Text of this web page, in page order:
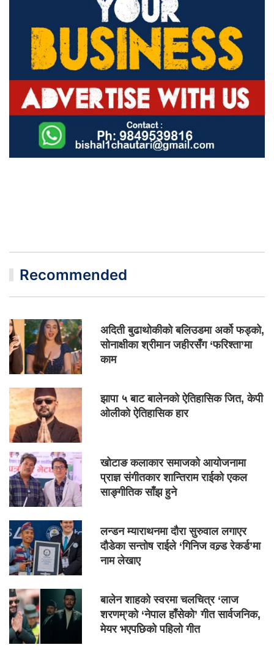
Recommended
अदिती बुढाथोकीको बलिउडमा अर्को फड्को,
सोनाक्षीका श्रीमान जहीरसँग ‘फरिश्ता’मा
काम
झापा ५ बाट बालेनको ऐतिहासिक जित, केपी
ओलीको ऐतिहासिक हार
खोटाङ कलाकार समाजको आयोजनामा
प्राज्ञ संगीतकार शान्तिराम राईको एकल
साङ्गीतिक साँझ हुने
लन्डन म्याराथनमा दौरा सुरुवाल लगाएर
दौडेका सन्तोष राईले ‘गिनिज वल्र्ड रेकर्ड’मा
नाम लेखाए
बालेन शाहको स्वरमा चलचित्र ‘लाज
शरणम्’को ‘नेपाल हाँसेको’ गीत सार्वजनिक,
मेयर भएपछिको पहिलो गीत